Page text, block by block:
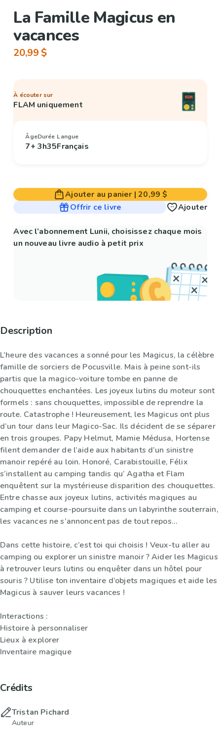
La Famille Magicus en
vacances
20,99 $
À écouter sur
FLAM uniquement
Âge
7+
Durée
3h35
Langue
Français
Ajouter au panier |20,99 $
Offrir ce livre
Ajouter
Avec l’abonnement Lunii, choisissez chaque mois
un nouveau livre audio à petit prix
Description
L’heure des vacances a sonné pour les Magicus, la célèbre
famille de sorciers de Pocusville. Mais à peine sont-ils
partis que la magico-voiture tombe en panne de
chouquettes enchantées. Les joyeux lutins du moteur sont
formels : sans chouquettes, impossible de reprendre la
route. Catastrophe ! Heureusement, les Magicus ont plus
d’un tour dans leur Magico-Sac. Ils décident de se séparer
en trois groupes. Papy Helmut, Mamie Médusa, Hortense
filent demander de l’aide aux habitants d’un sinistre
manoir repéré au loin. Honoré, Carabistouille, Félix
s’installent au camping tandis qu’ Agatha et Flam
enquêtent sur la mystérieuse disparition des chouquettes.
Entre chasse aux joyeux lutins, activités magiques au
camping et course-poursuite dans un labyrinthe souterrain,
les vacances ne s’annoncent pas de tout repos…
Dans cette histoire, c’est toi qui choisis ! Veux-tu aller au
camping ou explorer un sinistre manoir ? Aider les Magicus
à retrouver leurs lutins ou enquêter dans un hôtel pour
souris ? Utilise ton inventaire d’objets magiques et aide les
Magicus à sauver leurs vacances !
Interactions :
Histoire à personnaliser
Lieux à explorer
Inventaire magique
Crédits
Tristan Pichard
Auteur